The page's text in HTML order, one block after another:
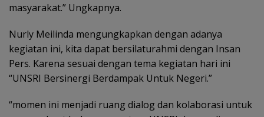
masyarakat.” Ungkapnya.
Nurly Meilinda mengungkapkan dengan adanya
kegiatan ini, kita dapat bersilaturahmi dengan Insan
Pers. Karena sesuai dengan tema kegiatan hari ini
“UNSRI Bersinergi Berdampak Untuk Negeri.”
“momen ini menjadi ruang dialog dan kolaborasi untuk